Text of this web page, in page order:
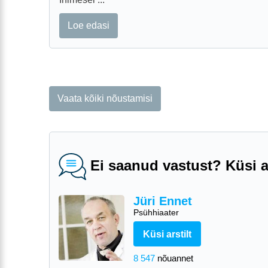
Loe edasi
Vaata kõiki nõustamisi
Ei saanud vastust? Küsi
Jüri Ennet
Psühhiaater
Küsi arstilt
8 547 nõuannet